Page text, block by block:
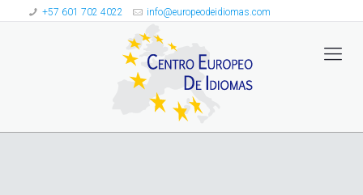
+57 601 702 4022 info@europeodeidiomas.com